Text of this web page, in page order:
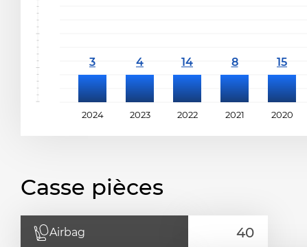
2024 2023 2022 2021 2020
Casse pièces
Airbag